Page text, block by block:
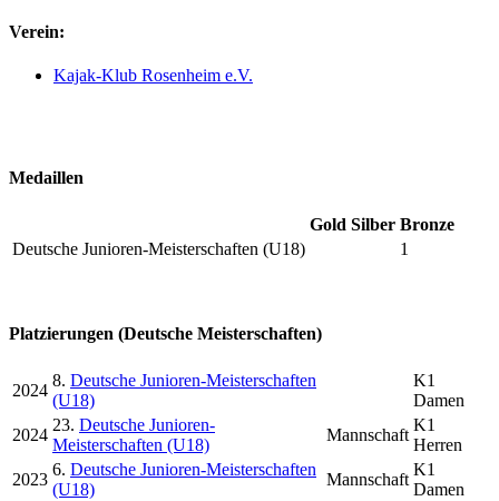
Verein:
Kajak-Klub Rosenheim e.V.
Medaillen
Gold Silber Bronze
Deutsche Junioren-Meisterschaften (U18)
1
Platzierungen (Deutsche Meisterschaften)
2024
8. Deutsche Junioren-Meisterschaften
(U18)
K1
Damen
2024
23. Deutsche Junioren-
Meisterschaften (U18)
Mannschaft
K1
Herren
2023
6. Deutsche Junioren-Meisterschaften
(U18)
Mannschaft
K1
Damen